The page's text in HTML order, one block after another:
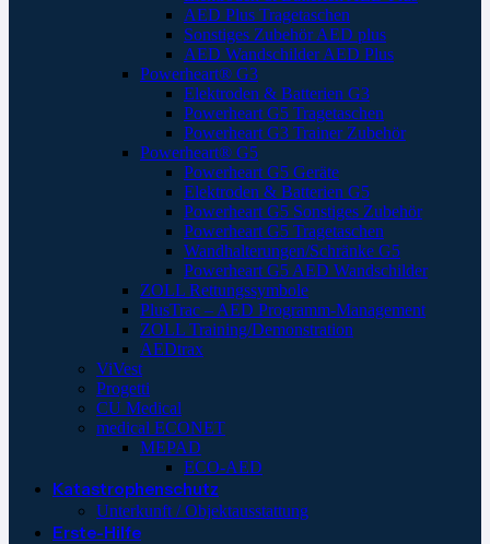
AED Plus Tragetaschen
Sonstiges Zubehör AED plus
AED Wandschilder AED Plus
Powerheart® G3
Elektroden & Batterien G3
Powerheart G5 Tragetaschen
Powerheart G3 Trainer Zubehör
Powerheart® G5
Powerheart G5 Geräte
Elektroden & Batterien G5
Powerheart G5 Sonstiges Zubehör
Powerheart G5 Tragetaschen
Wandhalterungen/Schränke G5
Powerheart G5 AED Wandschilder
ZOLL Rettungssymbole
PlusTrac – AED Programm-Management
ZOLL Training/Demonstration
AEDtrax
ViVest
Progetti
CU Medical
medical ECONET
MEPAD
ECO-AED
Katastrophenschutz
Unterkunft / Objektausstattung
Erste-Hilfe